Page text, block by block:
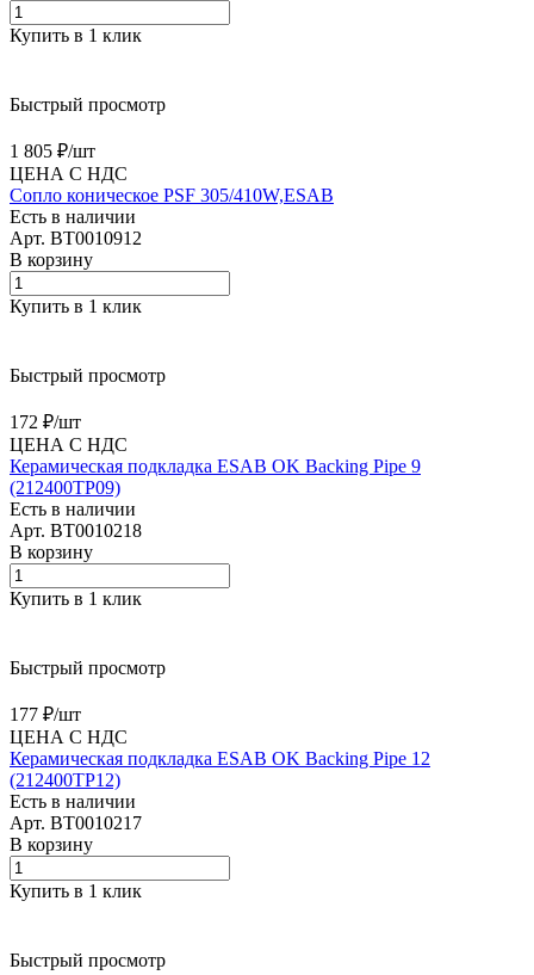
Купить в 1 клик
Быстрый просмотр
1 805 ₽/шт
ЦЕНА С НДС
Сопло коническое PSF 305/410W,ESAB
Есть в наличии
Арт. BT0010912
В корзину
Купить в 1 клик
Быстрый просмотр
172 ₽/шт
ЦЕНА С НДС
Керамическая подкладка ESAB OK Backing Pipe 9
(212400TP09)
Есть в наличии
Арт. BT0010218
В корзину
Купить в 1 клик
Быстрый просмотр
177 ₽/шт
ЦЕНА С НДС
Керамическая подкладка ESAB OK Backing Pipe 12
(212400TP12)
Есть в наличии
Арт. BT0010217
В корзину
Купить в 1 клик
Быстрый просмотр